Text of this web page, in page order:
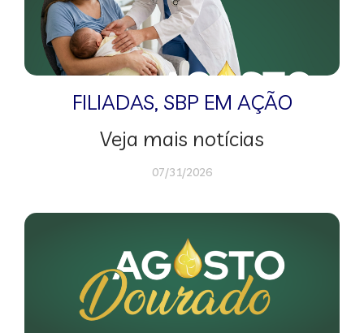
FILIADAS, SBP EM AÇÃO
Veja mais notícias
07/31/2026